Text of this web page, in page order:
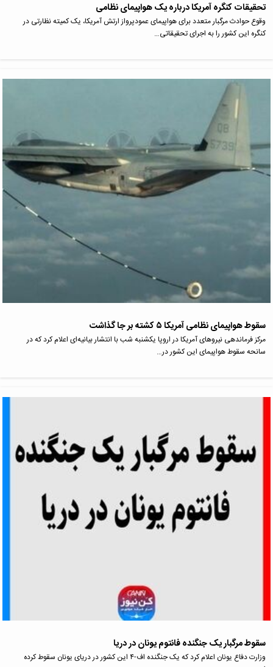
تحقیقات کنگره آمریکا درباره یک هواپیمای نظامی
وقوع حوادث مرگبار متعدد برای هواپیمای عمودپرواز ارتش آمریکا، یک کمیته نظارتی در
کنگره این کشور را به اجرای تحقیقاتی…
سقوط هواپیمای نظامی آمریکا ۵ کشته بر جا گذاشت
مرکز فرماندهی نیروهای آمریکا در اروپا یکشنبه شب با انتشار بیانیه‌ای اعلام کرد که در
سانحه سقوط هواپیمای این کشور در…
سقوط مرگبار یک جنگنده فانتوم یونان در دریا
وزارت دفاع یونان اعلام کرد که یک جنگنده اف-۴ این کشور در دریای یونان سقوط کرده